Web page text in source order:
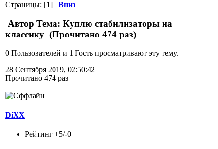
Страницы: [1] Вниз
Автор Тема: Куплю стабилизаторы на
классику (Прочитано 474 раз)
0 Пользователей и 1 Гость просматривают эту тему.
28 Сентября 2019, 02:50:42
Прочитано 474 раз
DiXX
Рейтинг +5/-0